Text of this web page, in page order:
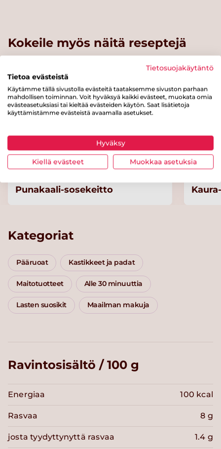
Kokeile myös näitä reseptejä
Punakaali-sosekeitto
Kategoriat
Pääruoat Kastikkeet ja padat
Maitotuotteet Alle 30 minuuttia
Lasten suosikit Maailman makuja
Ravintosisältö / 100 g
Energiaa 100 kcal
Rasvaa 8 g
josta tyydyttynyttä rasvaa 1.4 g
Tietosuojakäytäntö
Tietoa evästeistä
Käytämme tällä sivustolla evästeitä taataksemme sivuston parhaan
mahdollisen toiminnan. Voit hyväksyä kaikki evästeet, muokata omia
evästeasetuksiasi tai kieltää evästeiden käytön. Saat lisätietoja
käyttämistämme evästeistä avaamalla asetukset.
Hyväksy
Kiellä evästeet Muokkaa asetuksia